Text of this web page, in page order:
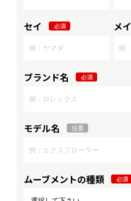
セイ 必須 メイ
ブランド名 必須
モデル名 任意
ムーブメントの種類 必須